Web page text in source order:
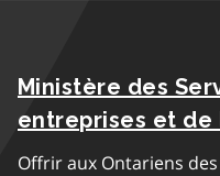
Ministère des
entreprises et de
Offrir aux Ontariens